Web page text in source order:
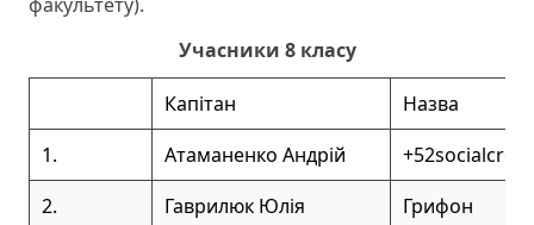
Учасники 8 класу
Капітан
Назва
1.
Атаманенко Андрій
2.
Гаврилюк Юлія
Грифон